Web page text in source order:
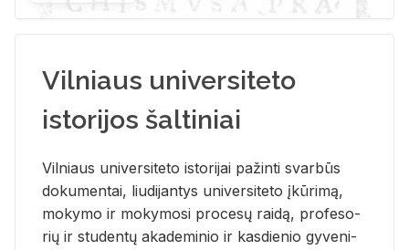
Vilniaus universiteto
istorijos šaltiniai
Vil­niaus uni­ver­si­te­to is­to­ri­jai pa­žin­ti svar­būs
do­ku­men­tai, liu­di­jan­tys uni­ver­si­te­to įkū­ri­mą,
mo­ky­mo ir mo­ky­mo­si pro­ce­sų rai­dą, pro­fe­so­
rių ir stu­den­tų aka­de­mi­nio ir kas­die­nio gy­ve­ni­